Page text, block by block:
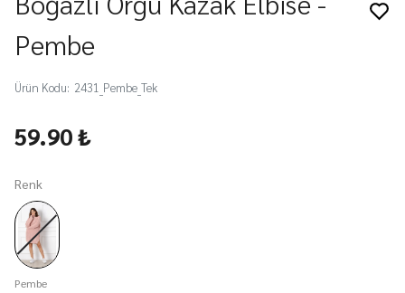
Pembe
Ürün Kodu: 2431_Pembe_Tek
59.90 ₺
Renk
Pembe